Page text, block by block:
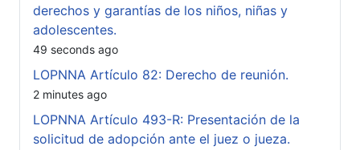
derechos y garantías de los niños, niñas y
adolescentes.
49 seconds ago
LOPNNA Artículo 82: Derecho de reunión.
2 minutes ago
LOPNNA Artículo 493-R: Presentación de la
solicitud de adopción ante el juez o jueza.